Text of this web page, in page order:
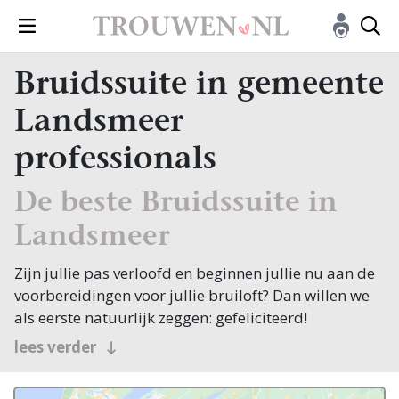
Bruidssuite in gemeente
Landsmeer
professionals
De beste Bruidssuite in
Landsmeer
Zijn jullie pas verloofd en beginnen jullie nu aan de
voorbereidingen voor jullie bruiloft? Dan willen we
als eerste natuurlijk zeggen: gefeliciteerd!
Veel bruidsparen beginnen hun zoektocht naar
Landsmeer! Nou, je bent op de juiste plek beland,
lees verder